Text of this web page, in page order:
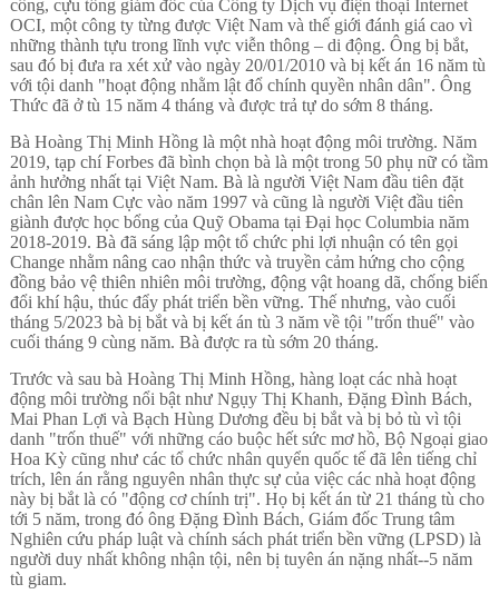
công, cựu tổng giám đốc của Công ty Dịch vụ điện thoại Internet
OCI, một công ty từng được Việt Nam và thế giới đánh giá cao vì
những thành tựu trong lĩnh vực viễn thông – di động. Ông bị bắt,
sau đó bị đưa ra xét xử vào ngày 20/01/2010 và bị kết án 16 năm tù
với tội danh "hoạt động nhằm lật đổ chính quyền nhân dân". Ông
Thức đã ở tù 15 năm 4 tháng và được trả tự do sớm 8 tháng.
Bà Hoàng Thị Minh Hồng là một nhà hoạt động môi trường. Năm
2019, tạp chí Forbes đã bình chọn bà là một trong 50 phụ nữ có tầm
ảnh hưởng nhất tại Việt Nam. Bà là người Việt Nam đầu tiên đặt
chân lên Nam Cực vào năm 1997 và cũng là người Việt đầu tiên
giành được học bổng của Quỹ Obama tại Đại học Columbia năm
2018-2019. Bà đã sáng lập một tổ chức phi lợi nhuận có tên gọi
Change nhằm nâng cao nhận thức và truyền cảm hứng cho cộng
đồng bảo vệ thiên nhiên môi trường, động vật hoang dã, chống biến
đổi khí hậu, thúc đẩy phát triển bền vững. Thế nhưng, vào cuối
tháng 5/2023 bà bị bắt và bị kết án tù 3 năm về tội "trốn thuế" vào
cuối tháng 9 cùng năm. Bà được ra tù sớm 20 tháng.
Trước và sau bà Hoàng Thị Minh Hồng, hàng loạt các nhà hoạt
động môi trường nổi bật như Ngụy Thị Khanh, Đặng Đình Bách,
Mai Phan Lợi và Bạch Hùng Dương đều bị bắt và bị bỏ tù vì tội
danh "trốn thuế" với những cáo buộc hết sức mơ hồ, Bộ Ngoại giao
Hoa Kỳ cũng như các tổ chức nhân quyển quốc tế đã lên tiếng chỉ
trích, lên án rằng nguyên nhân thực sự của việc các nhà hoạt động
này bị bắt là có "động cơ chính trị". Họ bị kết án từ 21 tháng tù cho
tới 5 năm, trong đó ông Đặng Đình Bách, Giám đốc Trung tâm
Nghiên cứu pháp luật và chính sách phát triển bền vững (LPSD) là
người duy nhất không nhận tội, nên bị tuyên án nặng nhất--5 năm
tù giam.